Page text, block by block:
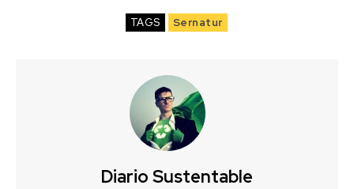
TAGS Sernatur
Diario Sustentable